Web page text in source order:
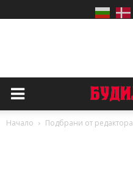
Начало Подбрани от редактора